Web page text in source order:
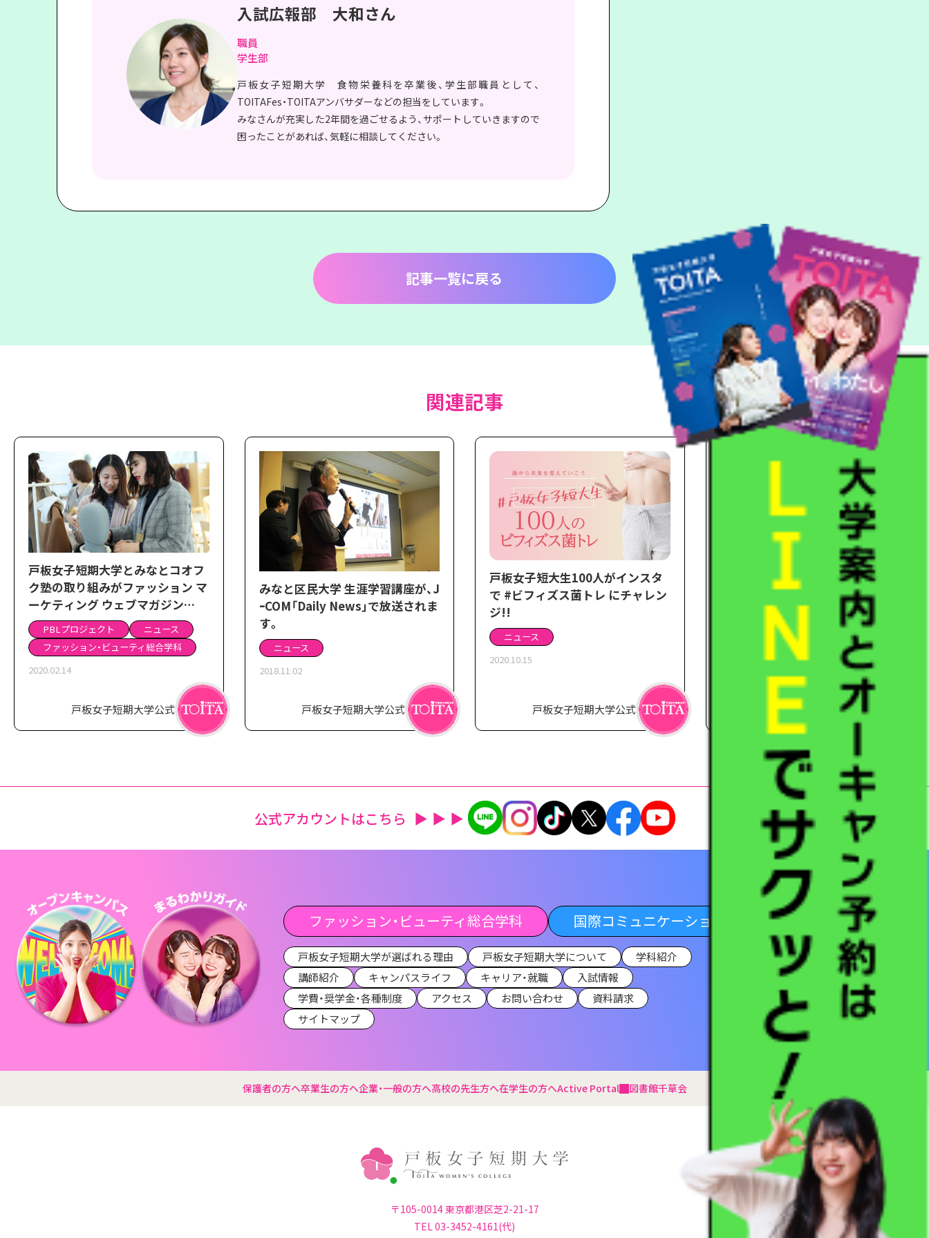
入試広報部 大和さん
職員
学生部
戸板女子短期大学 食物栄養科を卒業後、学生部職員として、
TOITAFes・TOITAアンバサダーなどの担当をしています。
みなさんが充実した2年間を過ごせるよう、サポートしていきますので
困ったことがあれば、気軽に相談してください。
記事一覧に戻る
関連記事
戸板女子短期大学とみなとコオフ
ク塾の取り組みがファッション マ
ーケティング ウェブマガジン
「ACROSS」に紹介されました。
PBLプロジェクト
ニュース
ファッション・ビューティ総合学科
2020.02.14
戸板女子短期大学公式
みなと区民大学 生涯学習講座が、J
ｰCOM「Daily News」で放送されま
す。
ニュース
2018.11.02
戸板女子短期大学公式
戸板女子短大生100人がインスタ
で #ビフィズス菌トレ にチャレン
ジ!!
ニュース
2020.10.15
戸板女子短期大学公式
キスポート「MINATOシティハー
フマラソン特集号」に学生インタ
ビューが掲載されました。
ニュース
入試広報部 大和さん
公式アカウントはこちら
ファッション・ビューティ総合学科 国際コミュニケーション学科
戸板女子短期大学が選ばれる理由 戸板女子短期大学について
学科紹介
講師紹介
キャンパスライフ キャリア・就職
入試情報
学費・奨学金・各種制度
アクセス お問い合わせ
資料請求
サイトマップ
保護者の方へ卒業生の方へ企業・一般の方へ高校の先生方へ在学生の方へActive Portal 図書館千草会
〒105-0014 東京都港区芝2-21-17
TEL 03-3452-4161(代)